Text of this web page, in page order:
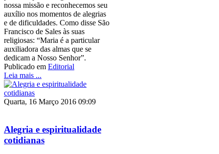
nossa missão e reconhecemos seu
auxílio nos momentos de alegrias
e de dificuldades. Como disse São
Francisco de Sales às suas
religiosas: “Maria é a particular
auxiliadora das almas que se
dedicam a Nosso Senhor”.
Publicado em Editorial
Leia mais ...
Quarta, 16 Março 2016 09:09
Alegria e espiritualidade
cotidianas